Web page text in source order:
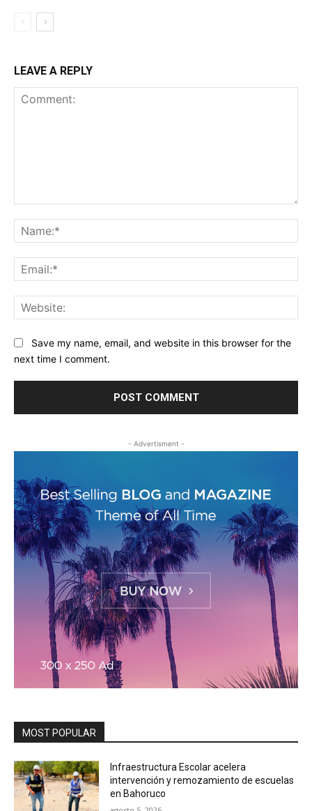
LEAVE A REPLY
Save my name, email, and website in this browser for the
next time I comment.
- Advertisment -
MOST POPULAR
Infraestructura Escolar acelera
intervención y remozamiento de escuelas
en Bahoruco